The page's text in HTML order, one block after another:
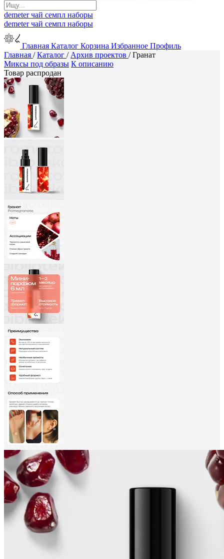
demeterчай семпл наборы
demeterчай семпл наборы
Главная Каталог Корзина Избранное Профиль
Главная /Каталог / Архив проектов /Гранат
Миксы под образы К описанию
Товар распродан